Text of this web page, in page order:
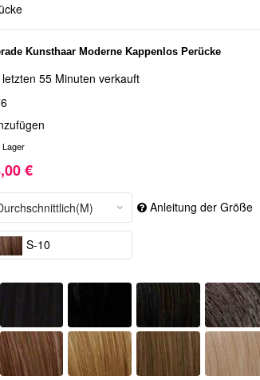
Kunsthaar Moderne Kappenlos Perücke
55 Minuten verkauft
Lager
€
Anleitung der Größe
S-10